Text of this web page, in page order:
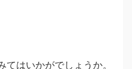
はいかがでしょうか。